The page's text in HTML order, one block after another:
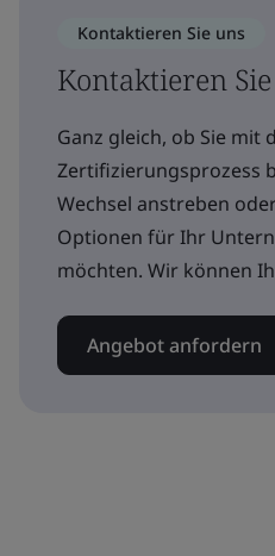
Kontaktieren Sie uns
Kontaktieren
Ganz gleich, ob Sie mit
Zertifizierungsprozess
Wechsel anstreben
Optionen für Ihr
möchten. Wir können
Angebot anfordern